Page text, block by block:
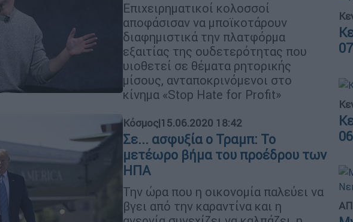
Επιχειρηματικοί κολοσσοί
αποφάσισαν να μποϊκοτάρουν
διαφημιστικά την πλατφόρμα
εξαιτίας της ουδετερότητας που
υιοθετεί σε θέματα ρητορικής
μίσους, ανταποκρινόμενοι στο
κίνημα «Stop Hate for Profit»
Κόσμος|15.06.2020 18:42
Σε... ασφυξία ο Τραμπ: Το
μετέωρο βήμα του προέδρου των
ΗΠΑ
Την ώρα που η οικονομία παλεύει να
βγει από την καραντίνα και η